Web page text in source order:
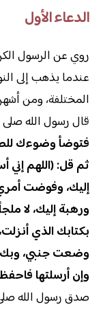
الدعاء الأول
روي عن الرسول
عندما يذهب إلى
المختلفة، ومن
قال رسول الله صلى
فتوضأ وضوءك
ثم قل: (اللهم
إليك، وفوضت
ورهبة إليك، لا
بكتابك الذي
وضعت جنبي، وبك
وإن أرسلتها
صدق رسول الله